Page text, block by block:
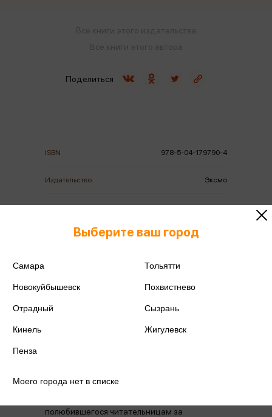
ISBN 978-5-04-179790-4
Издательство Эксмо
Год издания 2026
Количество страниц
Поделиться
Сенсационный молодежный роман о первой
полюбившегося читательницам за
Выберите ваш город
Самара Тольятти
Новокуйбышевск Похвистнево
Отрадный Сызрань
Кинель Жигулевск
Пенза
Моего города нет в списке